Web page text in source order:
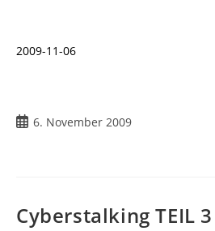
2009-11-06
Beitrag
6. November 2009
Cyberstalking TEIL 3